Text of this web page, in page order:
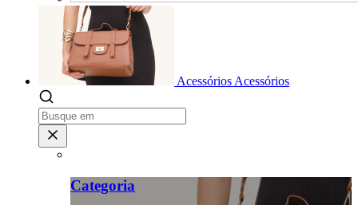
Acessórios Acessórios
Categoria